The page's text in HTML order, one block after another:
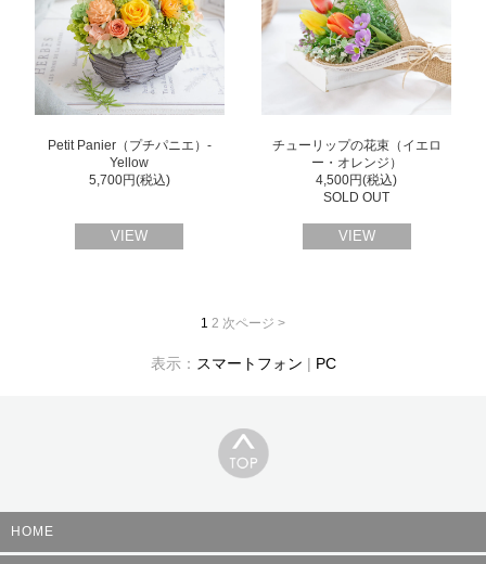
Petit Panier（プチパニエ）-
Yellow
5,700円(税込)
VIEW
チューリップの花束（イエロ
ー・オレンジ）
4,500円(税込)
SOLD OUT
VIEW
1 2 次ページ >
表示： スマートフォン | PC
HOME